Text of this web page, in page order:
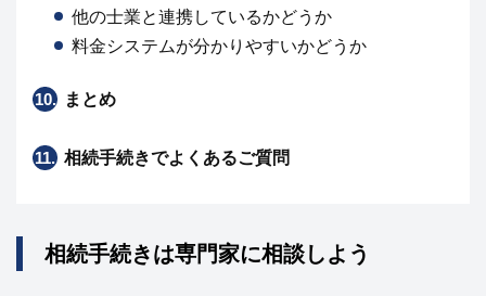
他の士業と連携しているかどうか
料金システムが分かりやすいかどうか
10. まとめ
11. 相続手続きでよくあるご質問
相続手続きは専門家に相談しよう